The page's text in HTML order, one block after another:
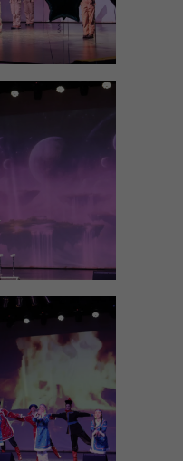
Эксплуатационные
Для того чтобы мы
функциональность и
основываясь на том,
как он используется.
сайт работал как
время вашего
посещения. Если вы
откажетесь от этих
файлов cookie,
некоторые функции
сайта исчезнут.
Целевые
Делясь своими
интересами и
поведением во время